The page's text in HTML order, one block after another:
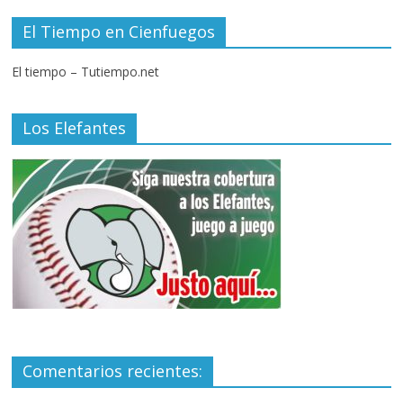
El Tiempo en Cienfuegos
El tiempo – Tutiempo.net
Los Elefantes
Comentarios recientes: